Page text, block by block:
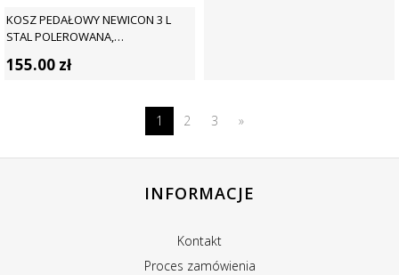
KOSZ PEDAŁOWY NEWICON 3 L
STAL POLEROWANA,
BRABANTIA
155.00 zł
1 2 3 »
INFORMACJE
Kontakt
Proces zamówienia